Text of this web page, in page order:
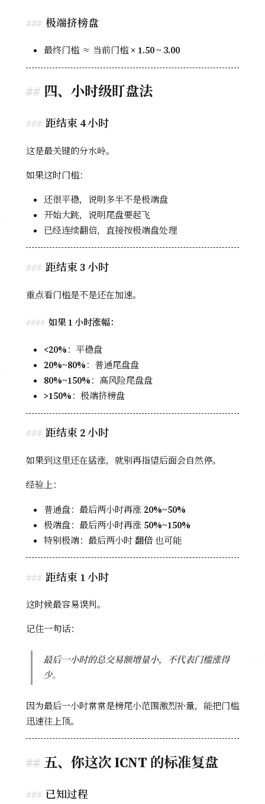
极端挤榜盘
最终门槛 ≈ 当前门槛 × 1.50 ~ 3.00
四、小时级盯盘法
距结束 4 小时
这是最关键的分水岭。
如果这时门槛：
还很平稳，说明多半不是极端盘
开始大跳，说明尾盘要起飞
已经连续翻倍，直接按极端盘处理
距结束 3 小时
重点看门槛是不是还在加速。
如果 1 小时涨幅：
<20%：平稳盘
20%~80%：普通尾盘盘
80%~150%：高风险尾盘盘
>150%：极端挤榜盘
距结束 2 小时
如果到这里还在猛涨，就别再指望后面会自然停。
经验上：
普通盘：最后两小时再涨 20%~50%
极端盘：最后两小时再涨 50%~150%
特别极端：最后两小时翻倍也可能
距结束 1 小时
这时候最容易误判。
记住一句话：
最后一小时的总交易额增量小，不代表门槛涨得
少。
因为最后一小时常常是榜尾小范围激烈补量，能把门槛
迅速往上顶。
五、你这次 ICNT 的标准复盘
已知过程